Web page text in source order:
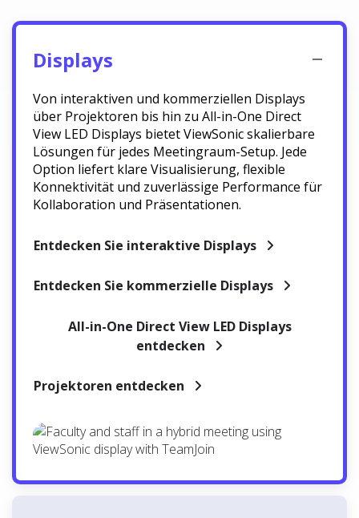
Displays
Von interaktiven und kommerziellen Displays
über Projektoren bis hin zu All-in-One Direct
View LED Displays bietet ViewSonic skalierbare
Lösungen für jedes Meetingraum-Setup. Jede
Option liefert klare Visualisierung, flexible
Konnektivität und zuverlässige Performance für
Kollaboration und Präsentationen.
Entdecken Sie interaktive Displays
Entdecken Sie kommerzielle Displays
All-in-One Direct View LED Displays
entdecken
Projektoren entdecken